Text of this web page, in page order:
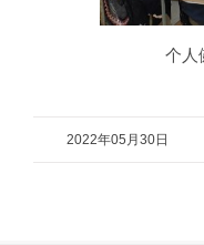
个人
2022年05月30日